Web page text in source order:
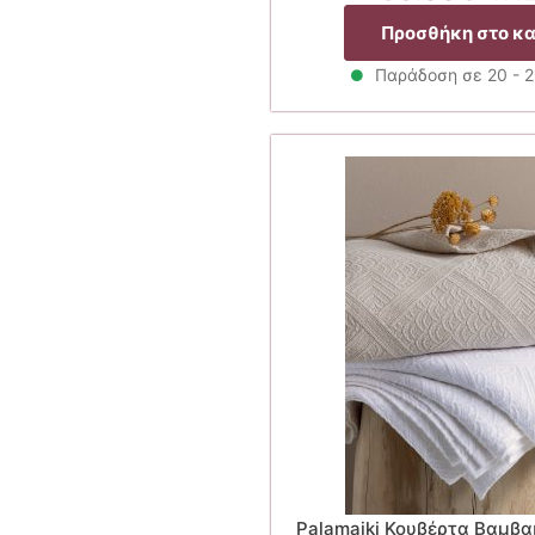
Προσθήκη στο
Παράδοση σε 20 -
Palamaiki Κουβέρτα